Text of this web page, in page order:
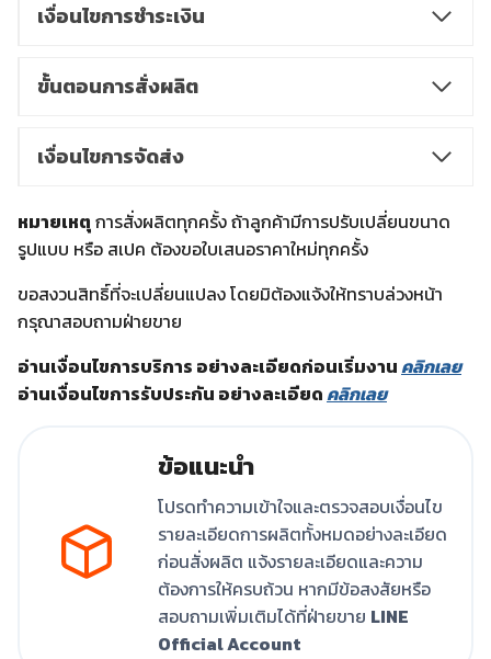
เงื่อนไขการชำระเงิน
ขั้นตอนการสั่งผลิต
เงื่อนไขการจัดส่ง
หมายเหตุการสั่งผลิตทุกครั้ง ถ้าลูกค้ามีการปรับเปลี่ยนขนาด
รูปแบบ หรือ สเปค ต้องขอใบเสนอราคาใหม่ทุกครั้ง
ขอสงวนสิทธิ์ที่จะเปลี่ยนแปลง โดยมิต้องแจ้งให้ทราบล่วงหน้า
กรุณาสอบถามฝ่ายขาย
อ่านเงื่อนไขการบริการ อย่างละเอียดก่อนเริ่มงานคลิกเลย
อ่านเงื่อนไขการรับประกัน อย่างละเอียดคลิกเลย
ข้อแนะนำ
โปรดทำความเข้าใจและตรวจสอบเงื่อนไข
รายละเอียดการผลิตทั้งหมดอย่างละเอียด
ก่อนสั่งผลิต แจ้งรายละเอียดและความ
ต้องการให้ครบถ้วน หากมีข้อสงสัยหรือ
สอบถามเพิ่มเติมได้ที่ฝ่ายขาย LINE
Official Account